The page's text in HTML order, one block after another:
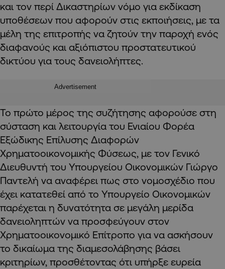
και τον περί Δικαστηρίων νόμο για εκδίκαση
υποθέσεων που αφορούν στις εκποιήσεις, με τα
μέλη της επιτροπής να ζητούν την παροχή ενός
διαφανούς και αξιόπιστου προστατευτικού
δικτύου για τους δανειολήπτες.
Advertisement
Το πρώτο μέρος της συζήτησης αφορούσε στη
σύσταση και λειτουργία του Ενιαίου Φορέα
Εξώδικης Επίλυσης Διαφορών
Χρηματοοικονομικής Φύσεως, με τον Γενικό
Διευθυντή του Υπουργείου Οικονομικών Γιώργο
Παντελή να αναφέρει πως στο νομοσχέδιο που
έχει κατατεθεί από το Υπουργείο Οικονομικών
παρέχεται η δυνατότητα σε μεγάλη μερίδα
δανειοληπτών να προσφεύγουν στον
Χρηματοοικονομικό Επίτροπο για να ασκήσουν
το δικαίωμα της διαμεσολάβησης βάσει
κριτηρίων, προσθέτοντας ότι υπήρξε ευρεία